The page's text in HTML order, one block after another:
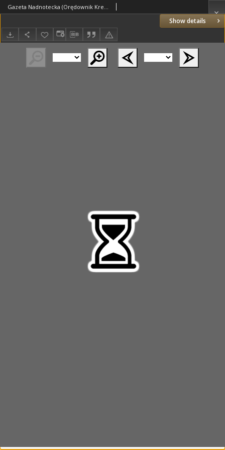
Show details
Gazeta Nadnotecka (Orędownik Kresowy): pismo codzienne 1938.10.06 R.18 Nr229